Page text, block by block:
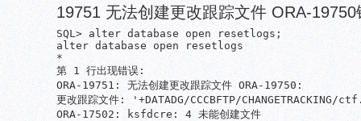
19751 无法创建更改跟踪文件 ORA-19750
SQL> alter database open resetlogs;
alter database open resetlogs
*
第 1 行出现错误:
ORA-19751: 无法创建更改跟踪文件 ORA-19750:
更改跟踪文件: '+DATADG/CCCBFTP/
ORA-17502: ksfdcre: 4 未能创建文件